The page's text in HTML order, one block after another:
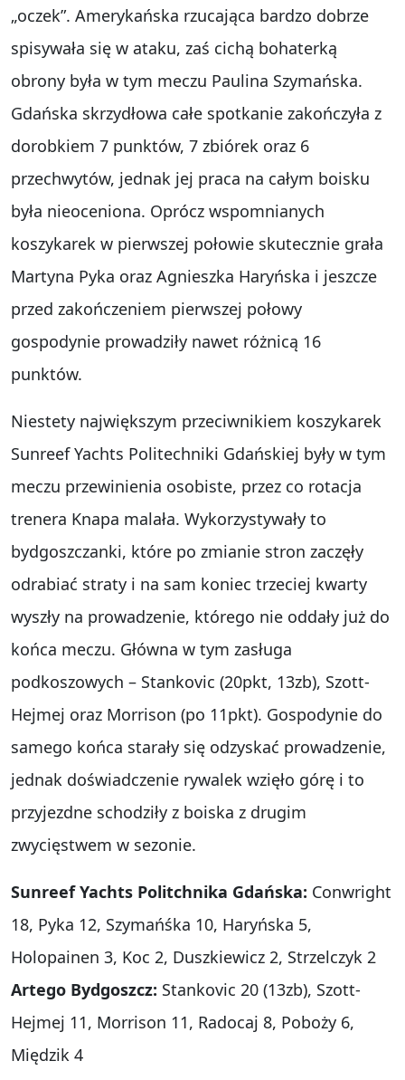
„oczek”. Amerykańska rzucająca bardzo dobrze
spisywała się w ataku, zaś cichą bohaterką
obrony była w tym meczu Paulina Szymańska.
Gdańska skrzydłowa całe spotkanie zakończyła z
dorobkiem 7 punktów, 7 zbiórek oraz 6
przechwytów, jednak jej praca na całym boisku
była nieoceniona. Oprócz wspomnianych
koszykarek w pierwszej połowie skutecznie grała
Martyna Pyka oraz Agnieszka Haryńska i jeszcze
przed zakończeniem pierwszej połowy
gospodynie prowadziły nawet różnicą 16
punktów.
Niestety największym przeciwnikiem koszykarek
Sunreef Yachts Politechniki Gdańskiej były w tym
meczu przewinienia osobiste, przez co rotacja
trenera Knapa malała. Wykorzystywały to
bydgoszczanki, które po zmianie stron zaczęły
odrabiać straty i na sam koniec trzeciej kwarty
wyszły na prowadzenie, którego nie oddały już do
końca meczu. Główna w tym zasługa
podkoszowych – Stankovic (20pkt, 13zb), Szott-
Hejmej oraz Morrison (po 11pkt). Gospodynie do
samego końca starały się odzyskać prowadzenie,
jednak doświadczenie rywalek wzięło górę i to
przyjezdne schodziły z boiska z drugim
zwycięstwem w sezonie.
Sunreef Yachts Politchnika Gdańska: Conwright
18, Pyka 12, Szymańśka 10, Haryńska 5,
Holopainen 3, Koc 2, Duszkiewicz 2, Strzelczyk 2
Artego Bydgoszcz: Stankovic 20 (13zb), Szott-
Hejmej 11, Morrison 11, Radocaj 8, Poboży 6,
Międzik 4